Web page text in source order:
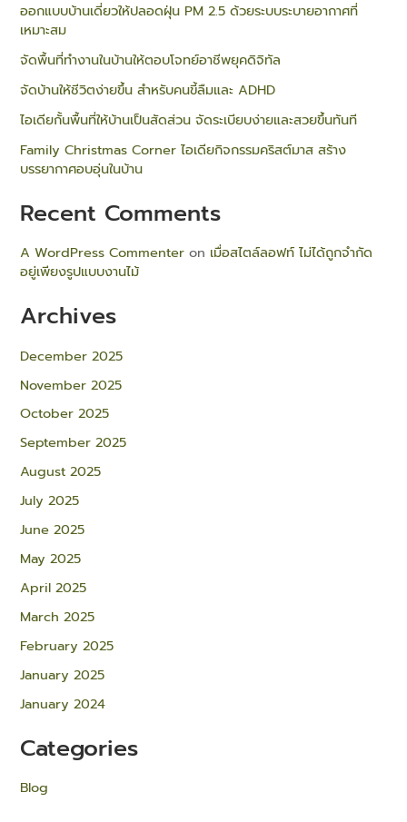
ออกแบบบ้านเดี่ยวให้ปลอดฝุ่น PM 2.5 ด้วยระบบระบายอากาศที่
เหมาะสม
จัดพื้นที่ทำงานในบ้านให้ตอบโจทย์อาชีพยุคดิจิทัล
จัดบ้านให้ชีวิตง่ายขึ้น สำหรับคนขี้ลืมและ ADHD
ไอเดียกั้นพื้นที่ให้บ้านเป็นสัดส่วน จัดระเบียบง่ายและสวยขึ้นทันที
Family Christmas Corner ไอเดียกิจกรรมคริสต์มาส สร้าง
บรรยากาศอบอุ่นในบ้าน
Recent Comments
A WordPress Commenter on เมื่อสไตล์ลอฟท์ ไม่ได้ถูกจำกัด
อยู่เพียงรูปแบบงานไม้
Archives
December 2025
November 2025
October 2025
September 2025
August 2025
July 2025
June 2025
May 2025
April 2025
March 2025
February 2025
January 2025
January 2024
Categories
Blog